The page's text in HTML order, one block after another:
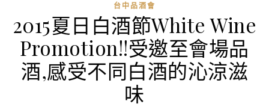
台中品酒會
2015夏日白酒節White Wine
Promotion!!受邀至會場品
酒,感受不同白酒的沁涼滋
味